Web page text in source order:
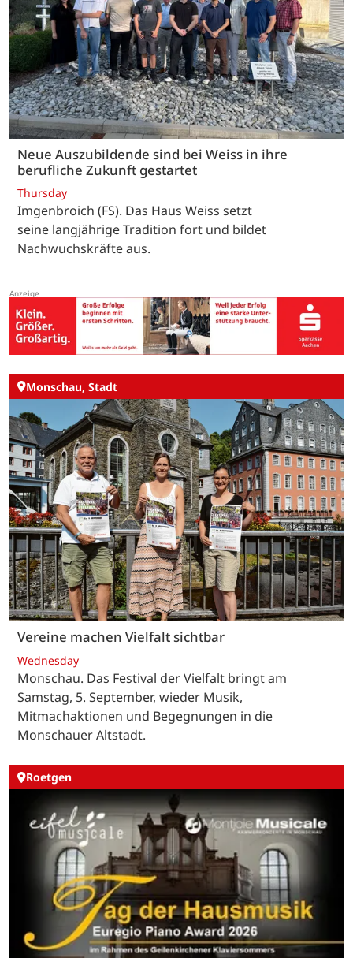
Neue Auszubildende sind bei Weiss in ihre
berufliche Zukunft gestartet
Thursday
Imgenbroich (FS). Das Haus Weiss setzt
seine langjährige Tradition fort und bildet
Nachwuchskräfte aus.
Monschau, Stadt
Vereine machen Vielfalt sichtbar
Wednesday
Monschau. Das Festival der Vielfalt bringt am
Samstag, 5. September, wieder Musik,
Mitmachaktionen und Begegnungen in die
Monschauer Altstadt.
Roetgen